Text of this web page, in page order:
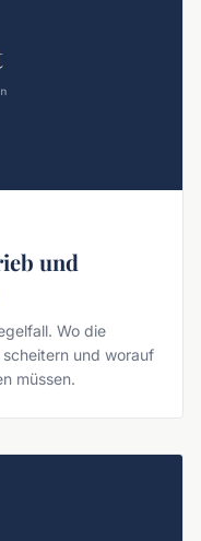
und
Wo die
und worauf
müssen.